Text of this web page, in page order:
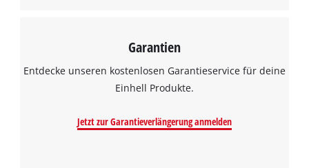
Garantien
Entdecke unseren kostenlosen Garantieservice für deine
Einhell Produkte.
Jetzt zur Garantieverlängerung anmelden